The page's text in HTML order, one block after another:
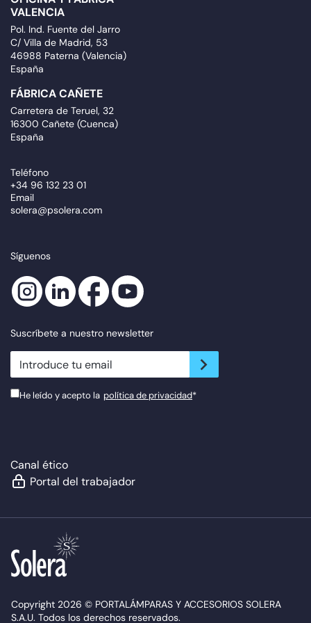
OFICINA Y FÁBRICA
VALENCIA
Pol. Ind. Fuente del Jarro
C/ Villa de Madrid, 53
46988 Paterna (Valencia)
FÁBRICA CAÑETE
Carretera de Teruel, 32
16300 Cañete (Cuenca)
España
Teléfono
+34 96 132 23 01
Email
solera@psolera.com
Síguenos
He leído y acepto la política de privacidad
Canal ético
Portal del trabajador